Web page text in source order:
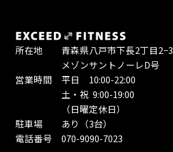
所在地 青森県八戸市下長2丁目2−3
メゾンサントノーレD号
営業時間 平日 10:00-22:00
土・祝 9:00-19:00
（日曜定休日）
駐車場 あり（3台）
電話番号 070-9090-7023